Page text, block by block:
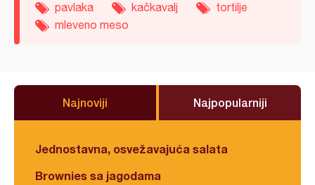
pavlaka kačkavalj
tortilje
mleveno meso
Najnoviji Najpopularniji
Jednostavna, osvežavajuća salata
Brownies sa jagodama